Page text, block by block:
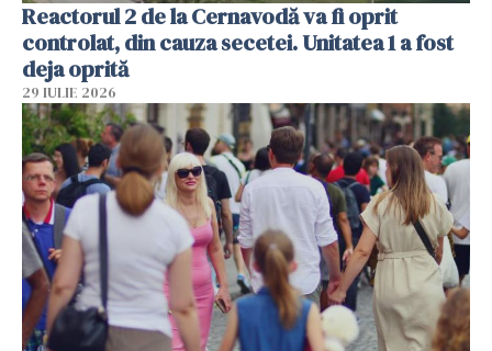
Reactorul 2 de la Cernavodă va fi oprit
controlat, din cauza secetei. Unitatea 1 a fost
deja oprită
29 IULIE 2026